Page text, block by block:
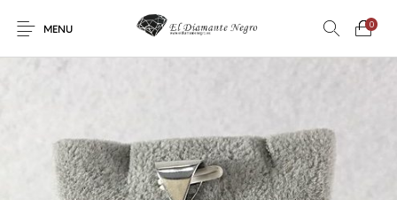
MENU
0
Novedades En oferta ! DECORACIÓN DINOSAURIOS